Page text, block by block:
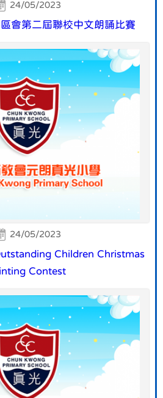
24/05/2023
會第二屆聯校中文朗誦比賽
24/05/2023
Children Christmas
Contest